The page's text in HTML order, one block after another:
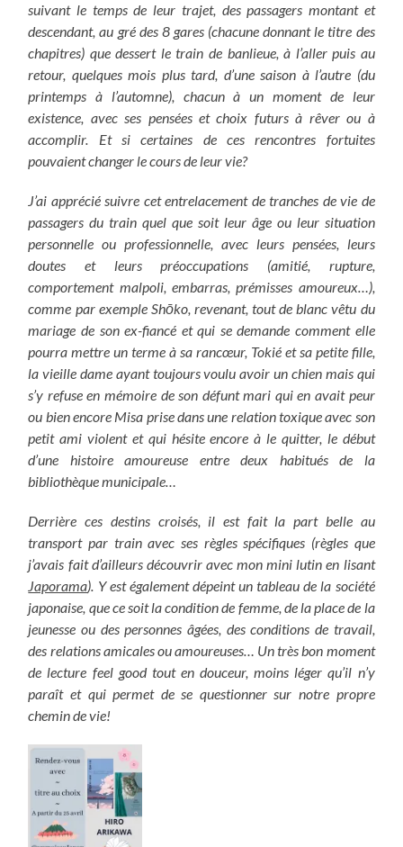
suivant le temps de leur trajet, des passagers montant et
descendant, au gré des 8 gares (chacune donnant le titre des
chapitres) que dessert le train de banlieue, à l’aller puis au
retour, quelques mois plus tard, d’une saison à l’autre (du
printemps à l’automne), chacun à un moment de leur
existence, avec ses pensées et choix futurs à rêver ou à
accomplir. Et si certaines de ces rencontres fortuites
pouvaient changer le cours de leur vie?
J’ai apprécié suivre cet entrelacement de tranches de vie de
passagers du train quel que soit leur âge ou leur situation
personnelle ou professionnelle, avec leurs pensées, leurs
doutes et leurs préoccupations (amitié, rupture,
comportement malpoli, embarras, prémisses amoureux…),
comme par exemple Shōko, revenant, tout de blanc vêtu du
mariage de son ex-fiancé et qui se demande comment elle
pourra mettre un terme à sa rancœur, Tokié et sa petite fille,
la vieille dame ayant toujours voulu avoir un chien mais qui
s’y refuse en mémoire de son défunt mari qui en avait peur
ou bien encore Misa prise dans une relation toxique avec son
petit ami violent et qui hésite encore à le quitter, le début
d’une histoire amoureuse entre deux habitués de la
bibliothèque municipale…
Derrière ces destins croisés, il est fait la part belle au
transport par train avec ses règles spécifiques (règles que
j’avais fait d’ailleurs découvrir avec mon mini lutin en lisant
Japorama). Y est également dépeint un tableau de la société
japonaise, que ce soit la condition de femme, de la place de la
jeunesse ou des personnes âgées, des conditions de travail,
des relations amicales ou amoureuses… Un très bon moment
de lecture feel good tout en douceur, moins léger qu’il n’y
paraît et qui permet de se questionner sur notre propre
chemin de vie!